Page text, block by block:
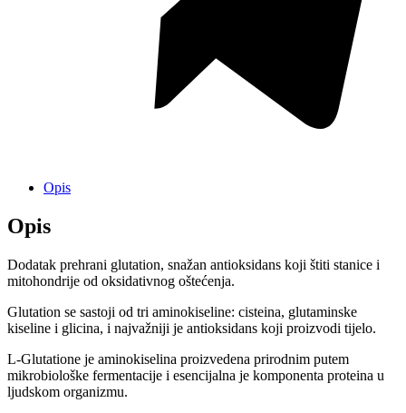
Opis
Opis
Dodatak prehrani glutation, snažan antioksidans koji štiti stanice i
mitohondrije od oksidativnog oštećenja.
Glutation se sastoji od tri aminokiseline: cisteina, glutaminske
kiseline i glicina, i najvažniji je antioksidans koji proizvodi tijelo.
L-Glutatione je aminokiselina proizvedena prirodnim putem
mikrobiološke fermentacije i esencijalna je komponenta proteina u
ljudskom organizmu.